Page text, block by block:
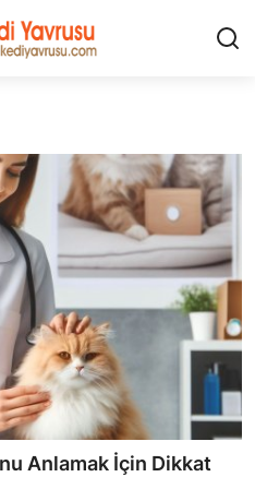
Anlamak İçin Dikkat